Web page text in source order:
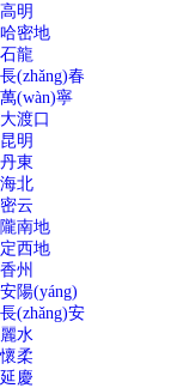
高明
哈密地
石龍
長(zhǎng)春
萬(wàn)寧
大渡口
昆明
丹東
海北
密云
隴南地
定西地
香州
安陽(yáng)
長(zhǎng)安
麗水
懷柔
延慶